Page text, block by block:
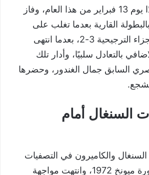
والتي أقيمت تحديدًا يوم 13 فبراير من هذا العام، وفاز
القارية بعدما تغلب على
السنغال بركلات الجزاء الترجيحية 3-2، بعدما انتهى
بالتعادل سلبيًا، وأدار تلك
السابق جمال الغندور، وحضرها
السنغال أمام
السنغال والكاميرون في التصفيات
المؤهلة لأولمبياد دورة ميونخ 1972، وانتهت مواجهة